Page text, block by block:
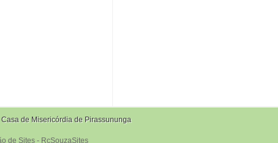
de Misericórdia de Pirassununga
de Sites - RcSouzaSites